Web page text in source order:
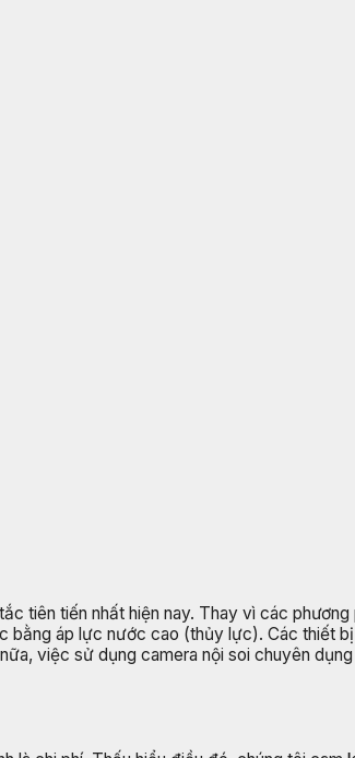
tiên tiến nhất hiện nay. Thay vì các
áp lực nước cao (thủy lực). Các thiết
việc sử dụng camera nội soi chuyên